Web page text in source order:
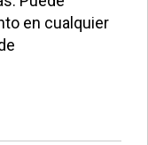
obispo
del
su